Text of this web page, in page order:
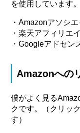
を使用しています。
・Amazonアソシエ
・楽天アフィリエ
・Googleアドセン
Amazonへの
僕がよく見る
クです。（クリッ
す）